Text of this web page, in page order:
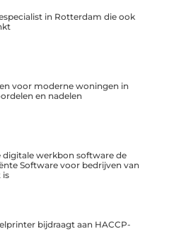
in Rotterdam die ook
voor moderne woningen in
en nadelen
digitale werkbon software de
Software voor bedrijven van
is
bijdraagt aan HACCP-